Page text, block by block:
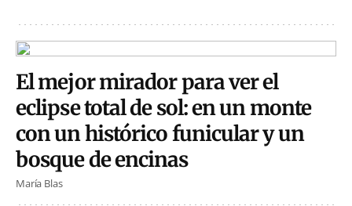
El mejor mirador para ver el
eclipse total de sol: en un monte
con un histórico funicular y un
bosque de encinas
María Blas